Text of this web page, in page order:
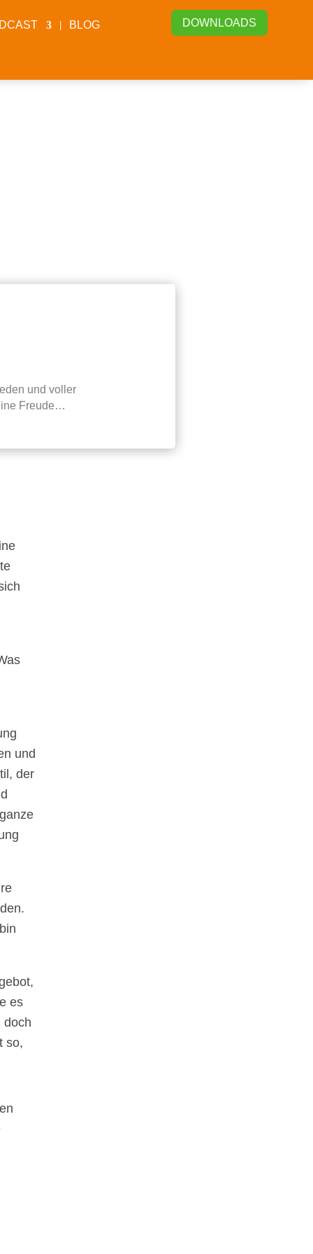
BLOG DOWNLOADS
und voller
Freude…
und
der
es
doch
so,